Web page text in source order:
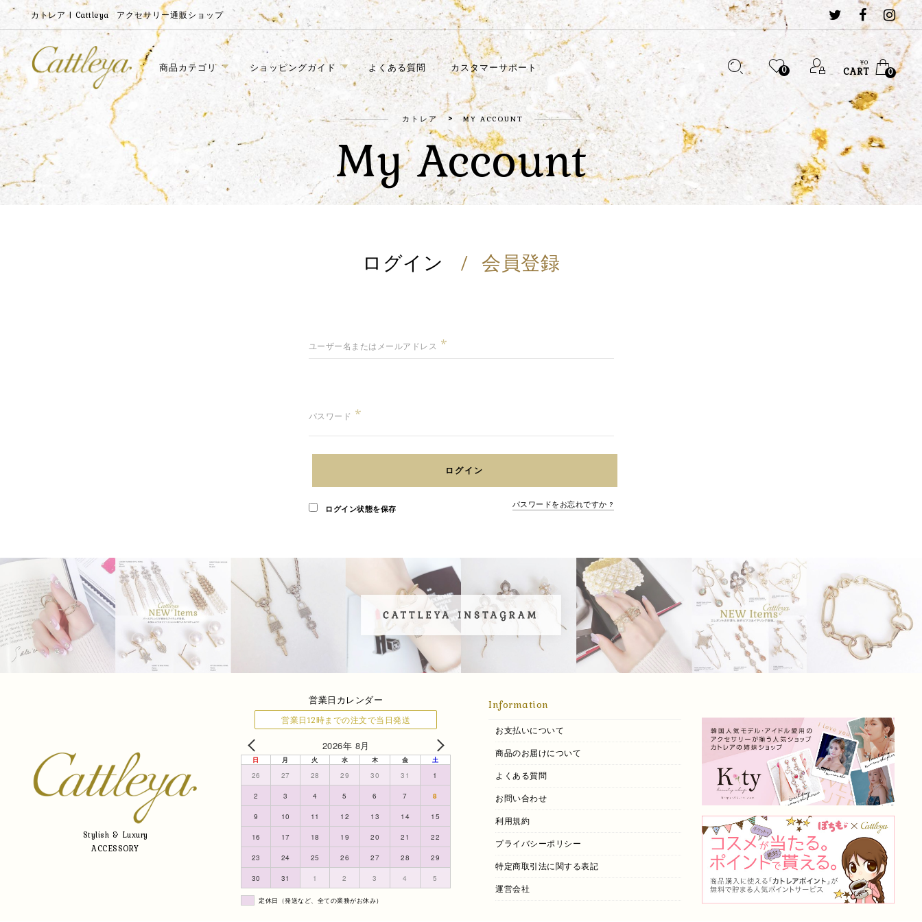
カトレア | Cattleya アクセサリー通販ショップ
商品カテゴリ ショッピングガイド よくある質問 カスタマーサポート 0
¥0
CART 0
カトレア > MY ACCOUNT
My Account
ログイン 会員登録
ユーザー名またはメールアドレス *
パスワード *
ログイン
ログイン状態を保存 パスワードをお忘れですか ?
Stylish & Luxury
ACCESSORY
営業日カレンダー
営業日12時までの注文で当日発送
2026年 8月
日 月 火 水 木 金 土
26 27 28 29 30 31 1
2 3 4 5 6 7 8
9 10 11 12 13 14 15
16 17 18 19 20 21 22
23 24 25 26 27 28 29
30 31 1 2 3 4 5
定休日（発送など、全ての業務がお休み）
Information
お支払いについて
商品のお届けについて
よくある質問
お問い合わせ
利用規約
プライバシーポリシー
特定商取引法に関する表記
運営会社